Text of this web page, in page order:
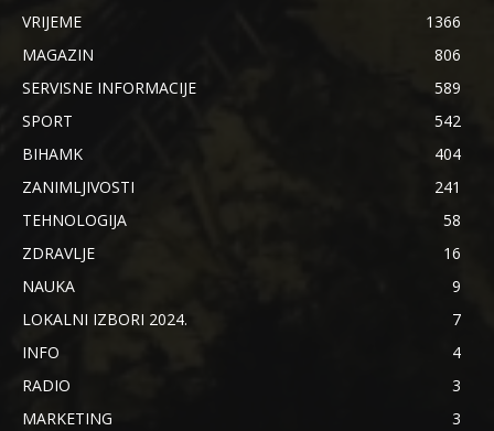
VRIJEME
1366
MAGAZIN
806
SERVISNE INFORMACIJE
589
SPORT
542
BIHAMK
404
ZANIMLJIVOSTI
241
TEHNOLOGIJA
58
ZDRAVLJE
16
NAUKA
9
LOKALNI IZBORI 2024.
7
INFO
4
RADIO
3
MARKETING
3